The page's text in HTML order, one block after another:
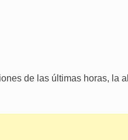
de las últimas horas, la